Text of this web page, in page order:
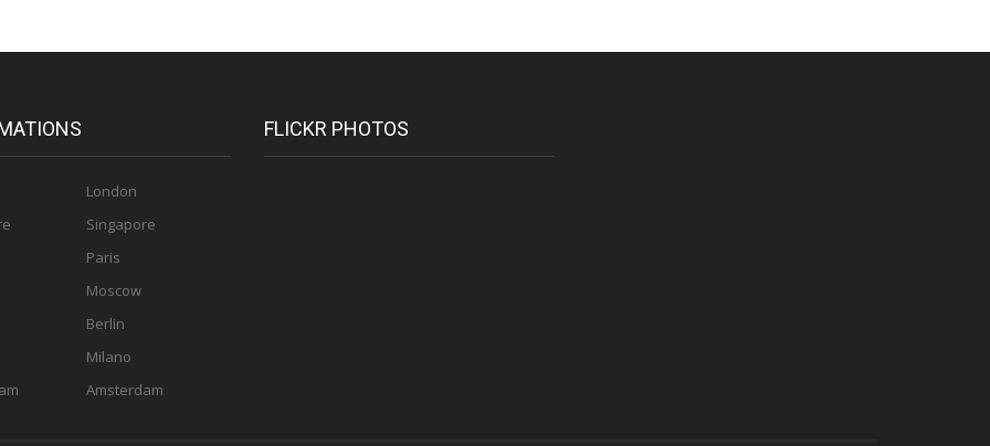
London
Singapore
Paris
Moscow
Berlin
Milano
Amsterdam
FLICKR PHOTOS